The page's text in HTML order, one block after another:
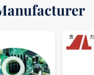
Manufacturer